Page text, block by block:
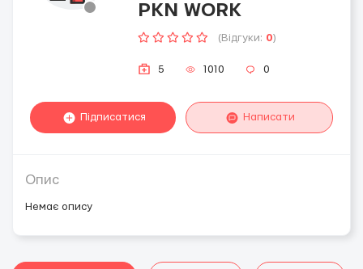
PKN WORK
(Відгуки: 0)
5 1010 0
Підписатися Написати
Опис
Немає опису